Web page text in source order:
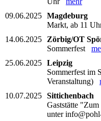
09.06.2025 Magdeburg
Markt, ab 11
14.06.2025
Zörbig/OT
Sommerfest
25.06.2025 Leipzig
Sommerfest im
Veranstaltung)
10.07.2025 Sittichenbach
Gaststätte
unter